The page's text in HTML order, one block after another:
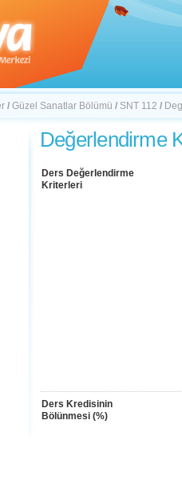
/ Güzel Sanatlar Bölümü / SNT 112 /
Değerlendirme
Ders Değerlendirme
Kriterleri
Ders Kredisinin
Bölünmesi (%)